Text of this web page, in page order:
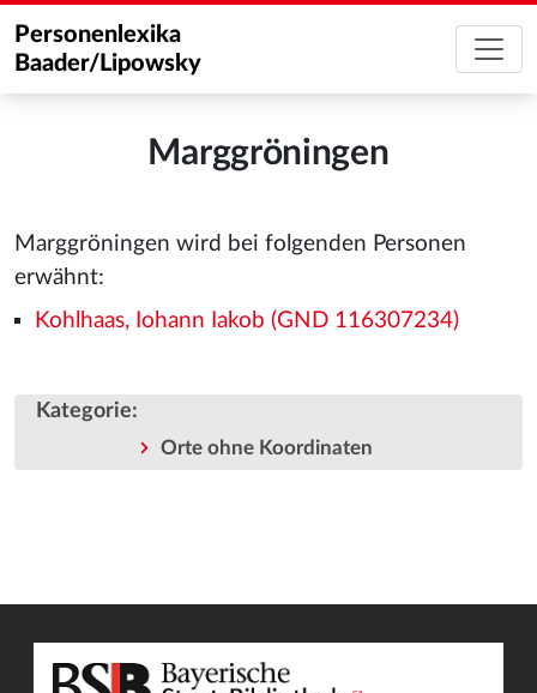
Personenlexika
Baader/Lipowsky
Marggröningen
Marggröningen wird bei folgenden Personen
erwähnt:
Kohlhaas, Iohann Iakob (GND 116307234)
Kategorie:
Orte ohne Koordinaten